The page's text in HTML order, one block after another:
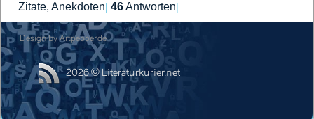
Zitate, Anekdoten| 46Antworten|
2026 © Literaturkurier.net
Design by Artpepper.de